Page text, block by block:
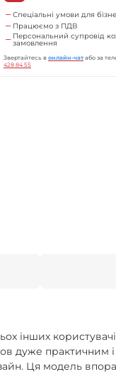
Спеціальні умови для
Працюємо з ПДВ
Персональний супровід
замовлення
Звертайтесь вонлайн-чат або за
428 84 55
інших
дуже практичним
Ця модель